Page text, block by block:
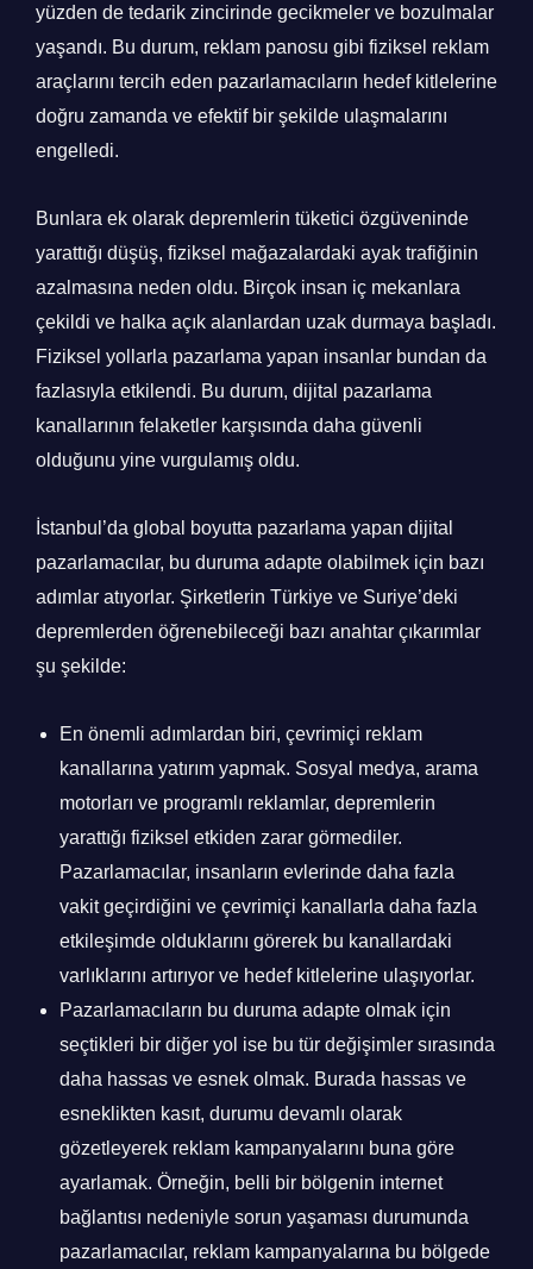
yüzden de tedarik zincirinde gecikmeler ve bozulmalar
yaşandı. Bu durum, reklam panosu gibi fiziksel reklam
araçlarını tercih eden pazarlamacıların hedef kitlelerine
doğru zamanda ve efektif bir şekilde ulaşmalarını
engelledi.
Bunlara ek olarak depremlerin tüketici özgüveninde
yarattığı düşüş, fiziksel mağazalardaki ayak trafiğinin
azalmasına neden oldu. Birçok insan iç mekanlara
çekildi ve halka açık alanlardan uzak durmaya başladı.
Fiziksel yollarla pazarlama yapan insanlar bundan da
fazlasıyla etkilendi. Bu durum, dijital pazarlama
kanallarının felaketler karşısında daha güvenli
olduğunu yine vurgulamış oldu.
İstanbul’da global boyutta pazarlama yapan dijital
pazarlamacılar, bu duruma adapte olabilmek için bazı
adımlar atıyorlar. Şirketlerin Türkiye ve Suriye’deki
depremlerden öğrenebileceği bazı anahtar çıkarımlar
şu şekilde:
En önemli adımlardan biri, çevrimiçi reklam
kanallarına yatırım yapmak. Sosyal medya, arama
motorları ve programlı reklamlar, depremlerin
yarattığı fiziksel etkiden zarar görmediler.
Pazarlamacılar, insanların evlerinde daha fazla
vakit geçirdiğini ve çevrimiçi kanallarla daha fazla
etkileşimde olduklarını görerek bu kanallardaki
varlıklarını artırıyor ve hedef kitlelerine ulaşıyorlar.
Pazarlamacıların bu duruma adapte olmak için
seçtikleri bir diğer yol ise bu tür değişimler sırasında
daha hassas ve esnek olmak. Burada hassas ve
esneklikten kasıt, durumu devamlı olarak
gözetleyerek reklam kampanyalarını buna göre
ayarlamak. Örneğin, belli bir bölgenin internet
bağlantısı nedeniyle sorun yaşaması durumunda
pazarlamacılar, reklam kampanyalarına bu bölgede